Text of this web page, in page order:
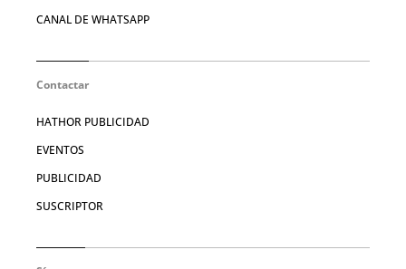
CANAL DE WHATSAPP
Contactar
HATHOR PUBLICIDAD
EVENTOS
PUBLICIDAD
SUSCRIPTOR